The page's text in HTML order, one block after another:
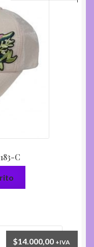
C
$14.000,00 +IVA